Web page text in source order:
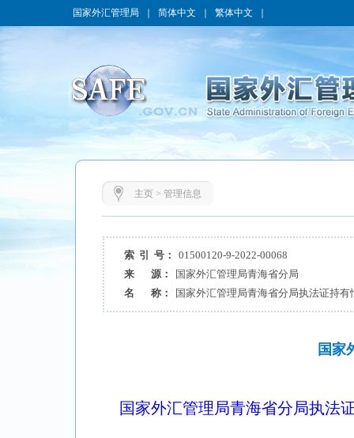
国家外汇管理局 简体中文 繁体中文
主页> 管理信息
索 引 号：
01500120-9-2022-00068
来 源：
国家外汇管理局青海省分局
名 称：
国家外汇管理局青海省分局执法证持有
国家
国家外汇管理局青海省分局执法